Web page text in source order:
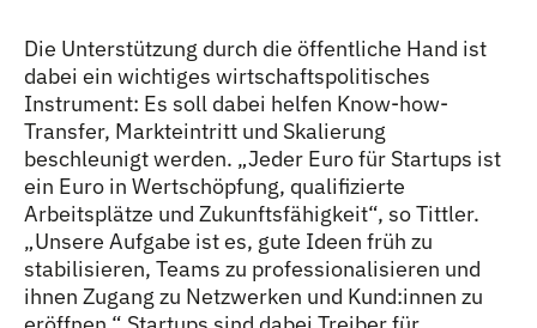
Die Unterstützung durch die öffentliche Hand ist
dabei ein wichtiges wirtschaftspolitisches
Instrument: Es soll dabei helfen Know-how-
Transfer, Markteintritt und Skalierung
beschleunigt werden. „Jeder Euro für Startups ist
ein Euro in Wertschöpfung, qualifizierte
Arbeitsplätze und Zukunftsfähigkeit“, so Tittler.
„Unsere Aufgabe ist es, gute Ideen früh zu
stabilisieren, Teams zu professionalisieren und
ihnen Zugang zu Netzwerken und Kund:innen zu